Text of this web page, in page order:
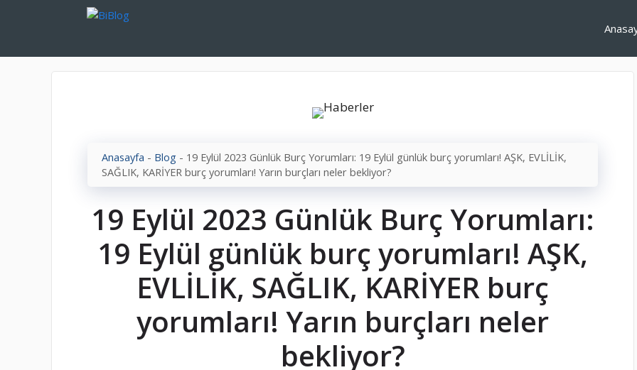
Anasayfa - Blog - 19 Eylül 2023 Günlük Burç Yorumları: 19 Eylül günlük burç yorumları! AŞK, EVLİLİK,
SAĞLIK, KARİYER burç yorumları! Yarın burçları neler bekliyor?
19 Eylül 2023 Günlük Burç Yorumları:
19 Eylül günlük burç yorumları! AŞK,
EVLİLİK, SAĞLIK, KARİYER burç
yorumları! Yarın burçları neler
bekliyor?